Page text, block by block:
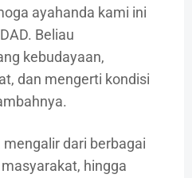
ayahanda kami ini
Beliau
kebudayaan,
dan mengerti kondisi
dari berbagai
hingga